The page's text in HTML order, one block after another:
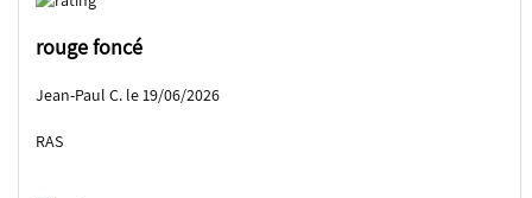
rouge foncé
Jean-Paul C. le 19/06/2026
RAS